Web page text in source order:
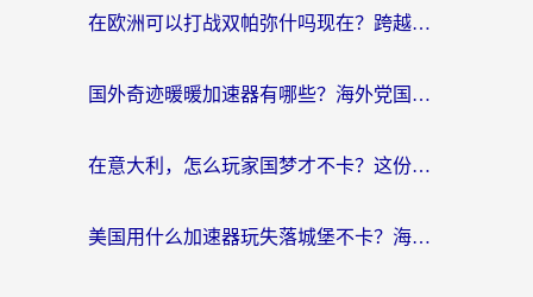
在欧洲可以打战双帕弥什吗现在？跨越延迟墙的实战指南
国外奇迹暖暖加速器有哪些？海外党国服游戏畅玩终极指南（附亲测推荐）
在意大利，怎么玩家国梦才不卡？这份终极加速指南请收好
美国用什么加速器玩失落城堡不卡？海外党亲测有效的国服游戏加速指南